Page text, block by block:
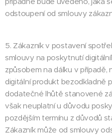
odstoupení od smlouvy
5. Zákazník v postavení
smlouvy na poskytnutí
způsobem na dálku v
digitální produkt bezodkladně
dodatečné lhůtě stanovené
však neuplatní u důvodu
pozdějším termínu z důvodů
Zákazník může od smlouvy